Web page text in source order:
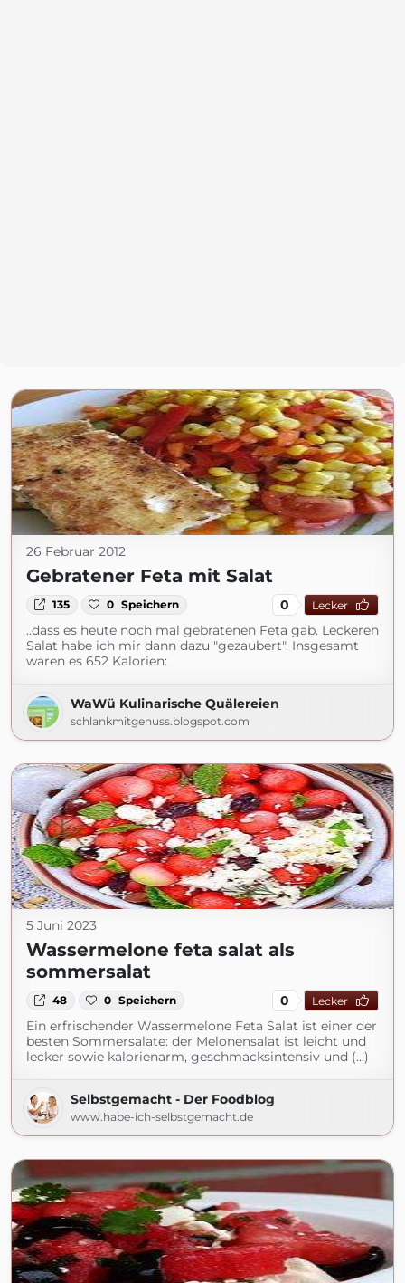
26 Februar 2012
Gebratener Feta mit Salat
135 0 Speichern 0 Lecker
..dass es heute noch mal gebratenen Feta gab. Leckeren
Salat habe ich mir dann dazu "gezaubert". Insgesamt
waren es 652 Kalorien:
WaWü Kulinarische Quälereien
schlankmitgenuss.blogspot.com
5 Juni 2023
Wassermelone feta salat als
sommersalat
48 0 Speichern 0 Lecker
Ein erfrischender Wassermelone Feta Salat ist einer der
besten Sommersalate: der Melonensalat ist leicht und
lecker sowie kalorienarm, geschmacksintensiv und (...)
Selbstgemacht - Der Foodblog
www.habe-ich-selbstgemacht.de